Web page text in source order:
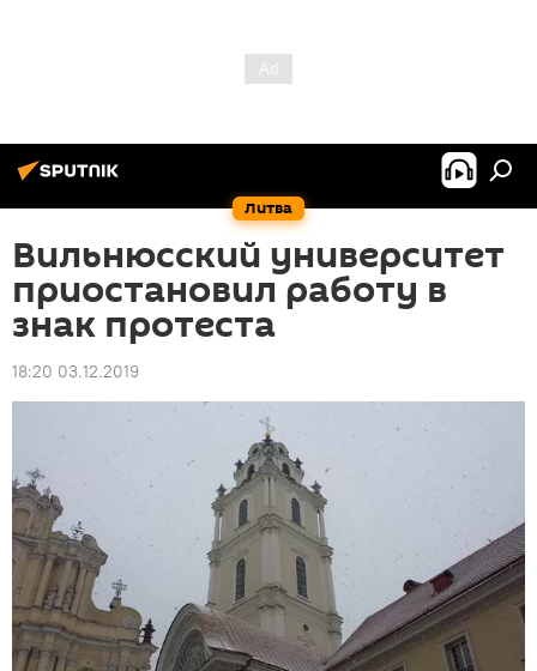
Литва
Вильнюсский университет
приостановил работу в
знак протеста
18:20 03.12.2019